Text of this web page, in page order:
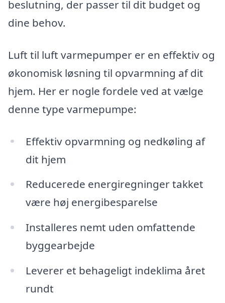
beslutning, der passer til dit budget og
dine behov.
Luft til luft varmepumper er en effektiv og
økonomisk løsning til opvarmning af dit
hjem. Her er nogle fordele ved at vælge
denne type varmepumpe:
Effektiv opvarmning og nedkøling af
dit hjem
Reducerede energiregninger takket
være høj energibesparelse
Installeres nemt uden omfattende
byggearbejde
Leverer et behageligt indeklima året
rundt